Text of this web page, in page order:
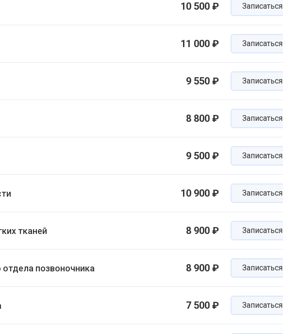
10 500 ₽ Записаться
11 000 ₽ Записаться
9 550 ₽ Записаться
8 800 ₽ Записаться
9 500 ₽ Записаться
10 900 ₽ Записаться
тканей 8 900 ₽ Записаться
позвоночника 8 900 ₽ Записаться
7 500 ₽ Записаться